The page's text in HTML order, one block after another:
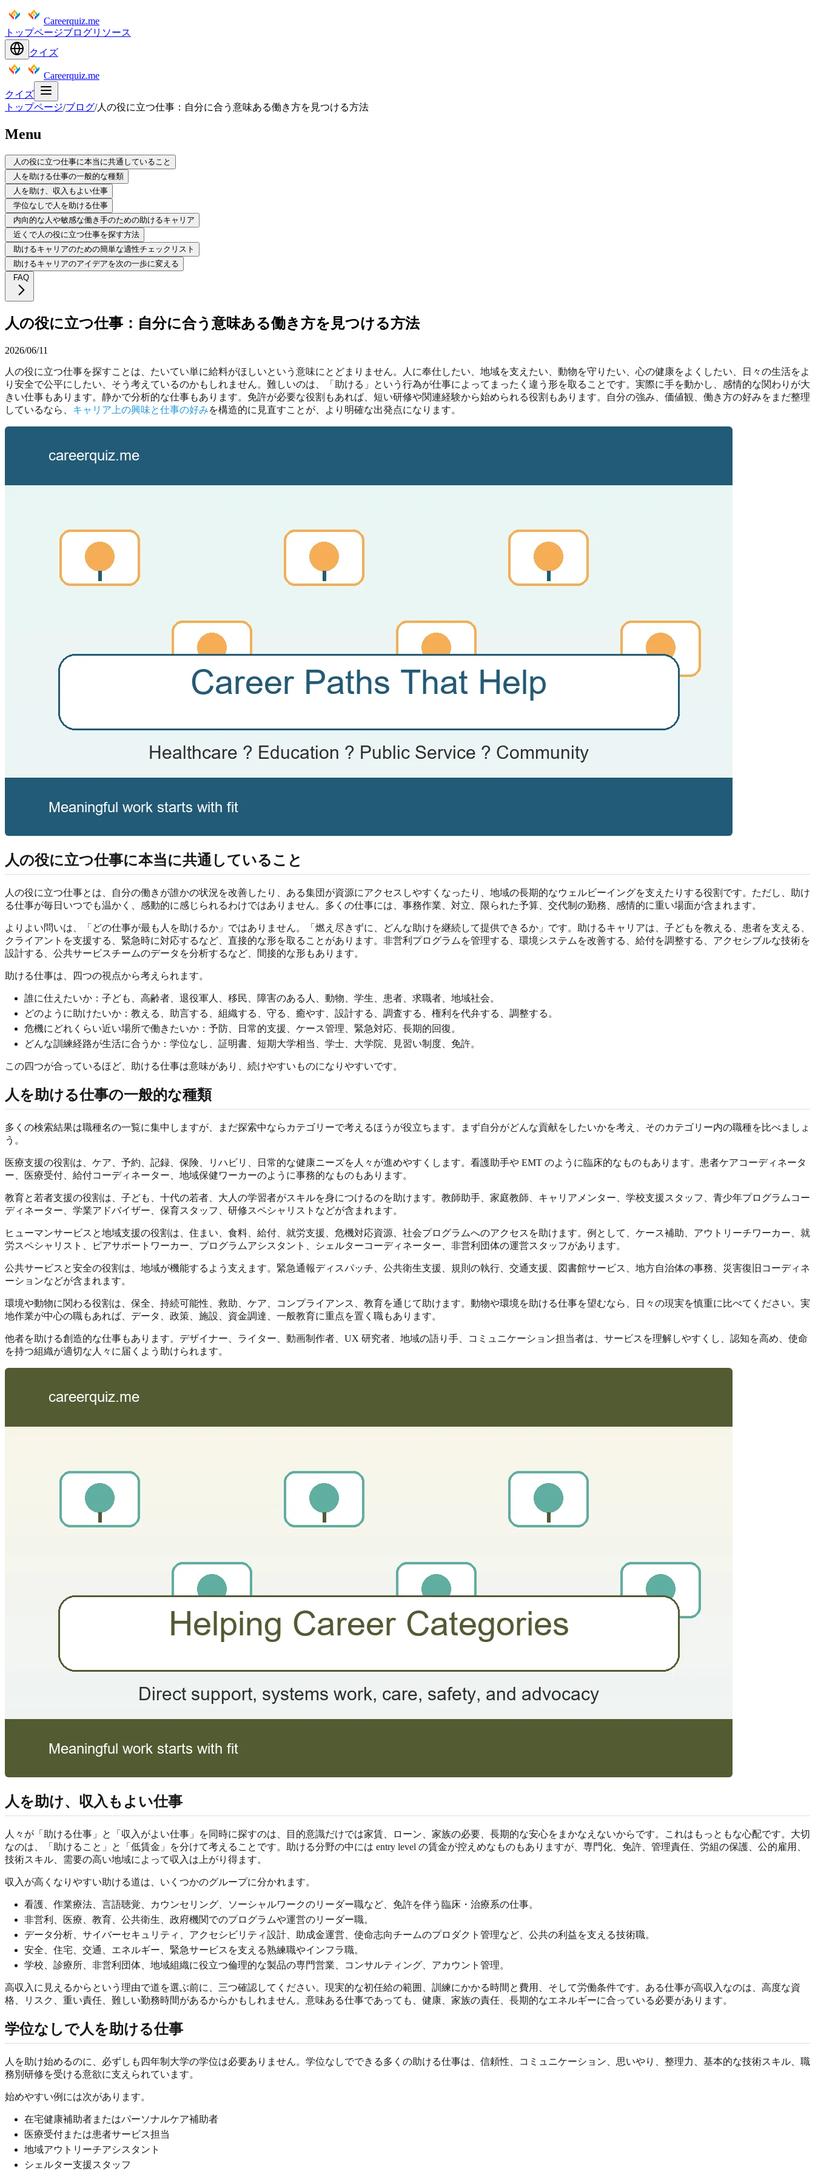
Careerquiz.me
トップページブログリソース
クイズ
Careerquiz.me
クイズ
トップページ/ブログ/人の役に立つ仕事：自分に合う意味ある働き方を見つける方法
Menu
人の役に立つ仕事に本当に共通していること
人を助ける仕事の一般的な種類
人を助け、収入もよい仕事
学位なしで人を助ける仕事
内向的な人や敏感な働き手のための助けるキャリア
近くで人の役に立つ仕事を探す方法
助けるキャリアのための簡単な適性チェックリスト
助けるキャリアのアイデアを次の一歩に変える
FAQ
人の役に立つ仕事：自分に合う意味ある働き方を見つける方法
2026/06/11
人の役に立つ仕事を探すことは、たいてい単に給料がほしいという意味にとどまりません。人に奉仕したい、地域を支えたい、動物を守りたい、心の健康をよくしたい、日々の生活をよ
り安全で公平にしたい、そう考えているのかもしれません。難しいのは、「助ける」という行為が仕事によってまったく違う形を取ることです。実際に手を動かし、感情的な関わりが大
きい仕事もあります。静かで分析的な仕事もあります。免許が必要な役割もあれば、短い研修や関連経験から始められる役割もあります。自分の強み、価値観、働き方の好みをまだ整理
しているなら、 キャリア上の興味と仕事の好みを構造的に見直すことが、より明確な出発点になります。
人の役に立つ仕事に本当に共通していること
人の役に立つ仕事とは、自分の働きが誰かの状況を改善したり、ある集団が資源にアクセスしやすくなったり、地域の長期的なウェルビーイングを支えたりする役割です。ただし、助け
る仕事が毎日いつでも温かく、感動的に感じられるわけではありません。多くの仕事には、事務作業、対立、限られた予算、交代制の勤務、感情的に重い場面が含まれます。
よりよい問いは、「どの仕事が最も人を助けるか」ではありません。「燃え尽きずに、どんな助けを継続して提供できるか」です。助けるキャリアは、子どもを教える、患者を支える、
クライアントを支援する、緊急時に対応するなど、直接的な形を取ることがあります。非営利プログラムを管理する、環境システムを改善する、給付を調整する、アクセシブルな技術を
設計する、公共サービスチームのデータを分析するなど、間接的な形もあります。
助ける仕事は、四つの視点から考えられます。
誰に仕えたいか：子ども、高齢者、退役軍人、移民、障害のある人、動物、学生、患者、求職者、地域社会。
どのように助けたいか：教える、助言する、組織する、守る、癒やす、設計する、調査する、権利を代弁する、調整する。
危機にどれくらい近い場所で働きたいか：予防、日常的支援、ケース管理、緊急対応、長期的回復。
どんな訓練経路が生活に合うか：学位なし、証明書、短期大学相当、学士、大学院、見習い制度、免許。
この四つが合っているほど、助ける仕事は意味があり、続けやすいものになりやすいです。
人を助ける仕事の一般的な種類
多くの検索結果は職種名の一覧に集中しますが、まだ探索中ならカテゴリーで考えるほうが役立ちます。まず自分がどんな貢献をしたいかを考え、そのカテゴリー内の職種を比べましょ
う。
医療支援の役割は、ケア、予約、記録、保険、リハビリ、日常的な健康ニーズを人々が進めやすくします。看護助手や EMT のように臨床的なものもあります。患者ケアコーディネータ
ー、医療受付、給付コーディネーター、地域保健ワーカーのように事務的なものもあります。
教育と若者支援の役割は、子ども、十代の若者、大人の学習者がスキルを身につけるのを助けます。教師助手、家庭教師、キャリアメンター、学校支援スタッフ、青少年プログラムコー
ディネーター、学業アドバイザー、保育スタッフ、研修スペシャリストなどが含まれます。
ヒューマンサービスと地域支援の役割は、住まい、食料、給付、就労支援、危機対応資源、社会プログラムへのアクセスを助けます。例として、ケース補助、アウトリーチワーカー、就
労スペシャリスト、ピアサポートワーカー、プログラムアシスタント、シェルターコーディネーター、非営利団体の運営スタッフがあります。
公共サービスと安全の役割は、地域が機能するよう支えます。緊急通報ディスパッチ、公共衛生支援、規則の執行、交通支援、図書館サービス、地方自治体の事務、災害復旧コーディネ
ーションなどが含まれます。
環境や動物に関わる役割は、保全、持続可能性、救助、ケア、コンプライアンス、教育を通じて助けます。動物や環境を助ける仕事を望むなら、日々の現実を慎重に比べてください。実
地作業が中心の職もあれば、データ、政策、施設、資金調達、一般教育に重点を置く職もあります。
他者を助ける創造的な仕事もあります。デザイナー、ライター、動画制作者、UX 研究者、地域の語り手、コミュニケーション担当者は、サービスを理解しやすくし、認知を高め、使命
を持つ組織が適切な人々に届くよう助けられます。
人を助け、収入もよい仕事
人々が「助ける仕事」と「収入がよい仕事」を同時に探すのは、目的意識だけでは家賃、ローン、家族の必要、長期的な安心をまかなえないからです。これはもっともな心配です。大切
なのは、「助けること」と「低賃金」を分けて考えることです。助ける分野の中には entry level の賃金が控えめなものもありますが、専門化、免許、管理責任、労組の保護、公的雇用、
技術スキル、需要の高い地域によって収入は上がり得ます。
収入が高くなりやすい助ける道は、いくつかのグループに分かれます。
看護、作業療法、言語聴覚、カウンセリング、ソーシャルワークのリーダー職など、免許を伴う臨床・治療系の仕事。
非営利、医療、教育、公共衛生、政府機関でのプログラムや運営のリーダー職。
データ分析、サイバーセキュリティ、アクセシビリティ設計、助成金運営、使命志向チームのプロダクト管理など、公共の利益を支える技術職。
安全、住宅、交通、エネルギー、緊急サービスを支える熟練職やインフラ職。
学校、診療所、非営利団体、地域組織に役立つ倫理的な製品の専門営業、コンサルティング、アカウント管理。
高収入に見えるからという理由で道を選ぶ前に、三つ確認してください。現実的な初任給の範囲、訓練にかかる時間と費用、そして労働条件です。ある仕事が高収入なのは、高度な資
格、リスク、重い責任、難しい勤務時間があるからかもしれません。意味ある仕事であっても、健康、家族の責任、長期的なエネルギーに合っている必要があります。
学位なしで人を助ける仕事
人を助け始めるのに、必ずしも四年制大学の学位は必要ありません。学位なしでできる多くの助ける仕事は、信頼性、コミュニケーション、思いやり、整理力、基本的な技術スキル、職
務別研修を受ける意欲に支えられています。
始めやすい例には次があります。
在宅健康補助者またはパーソナルケア補助者
医療受付または患者サービス担当
地域アウトリーチアシスタント
シェルター支援スタッフ